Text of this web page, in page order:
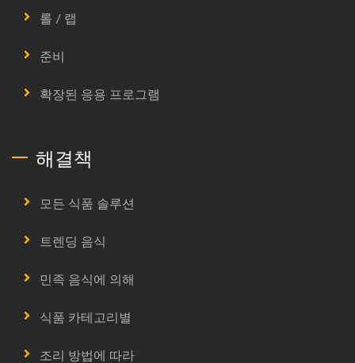
롤 / 랩
준비
확장된 응용 프로그램
해결책
모든 식품 솔루션
트렌딩 음식
민족 음식에 의해
식품 카테고리별
조리 방법에 따라